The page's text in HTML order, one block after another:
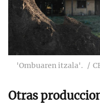
'Ombuaren itzala'.
Otras